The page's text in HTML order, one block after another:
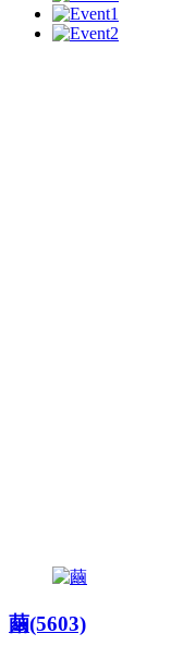
繭(5603)